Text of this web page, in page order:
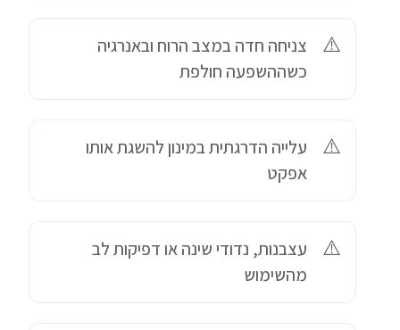
צניחה חדה במצב הרוח ובאנרגיה
כשההשפעה חולפת
עלייה הדרגתית במינון להשגת אותו
אפקט
עצבנות, נדודי שינה או דפיקות לב
מהשימוש